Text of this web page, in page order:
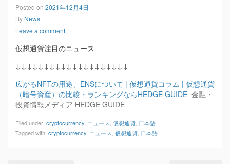
Posted on 2021年12月4日
By News
Leave a comment
仮想通貨注目のニュース
↓↓↓↓↓↓↓↓↓↓↓↓↓↓↓↓↓↓↓↓
広がるNFTの用途、ENSについて | 仮想通貨コラム | 仮想通貨
（暗号資産）の比較・ランキングならHEDGE GUIDE 金融・
投資情報メディア HEDGE GUIDE
Filed under: cryptocurrency ニュース 仮想通貨 日本語
Tagged with: cryptocurrency ニュース 仮想通貨 日本語